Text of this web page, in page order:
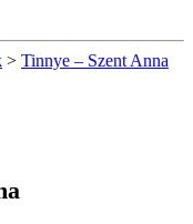
> Tinnye – Szent Anna